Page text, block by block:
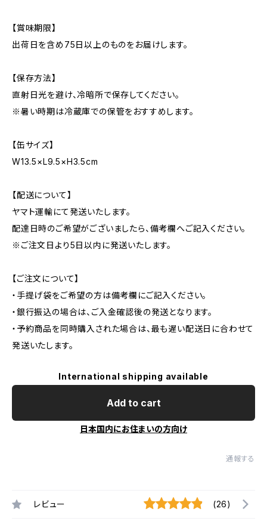
【賞味期限】
出荷日を含め75日以上のものをお届けします。
【保存方法】
直射日光を避け、冷暗所で保存してください。
※暑い時期は冷蔵庫での保管をおすすめします。
【缶サイズ】
W13.5×L9.5×H3.5cm
【配送について】
ヤマト運輸にて発送いたします。
配達日時のご希望がございましたら、備考欄へご記入ください。
※ご注文日より5日以内に発送いたします。
【ご注文について】
・手提げ袋をご希望の方は備考欄にご記入ください。
・銀行振込の場合は、ご入金確認後の発送となります。
・予約商品を同時購入された場合は、最も遅い配送日に合わせて
発送いたします。
International shipping available
Add to cart
日本国内にお住まいの方向け
通報する
レビュー (26)